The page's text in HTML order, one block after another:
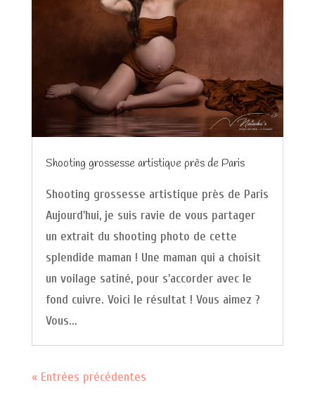
Shooting grossesse artistique près de Paris
Shooting grossesse artistique près de Paris
Aujourd'hui, je suis ravie de vous partager
un extrait du shooting photo de cette
splendide maman ! Une maman qui a choisit
un voilage satiné, pour s'accorder avec le
fond cuivre. Voici le résultat ! Vous aimez ?
Vous...
« Entrées précédentes